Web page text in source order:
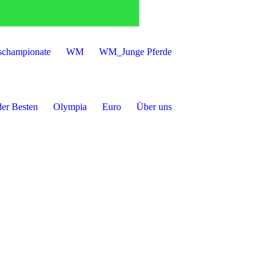
WM WM_Junge Pferde
Besten Olympia Euro Über uns